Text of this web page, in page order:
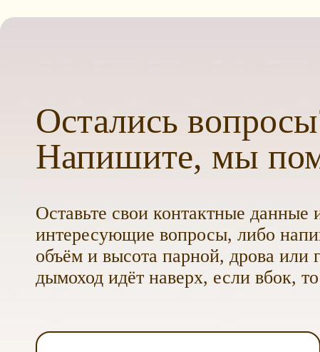
Остались
Напишите, мы
Оставьте свои контактные данные
интересующие вопросы, либо
объём и высота парной, дрова или
дымоход идёт наверх, если вбок,